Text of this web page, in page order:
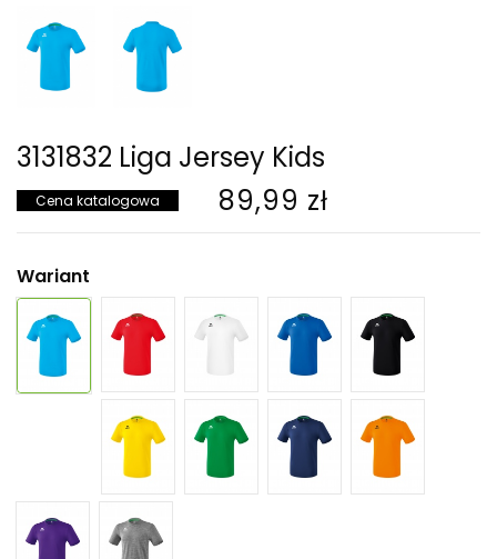
3131832 Liga Jersey Kids
Cena katalogowa 89,99 zł
Wariant